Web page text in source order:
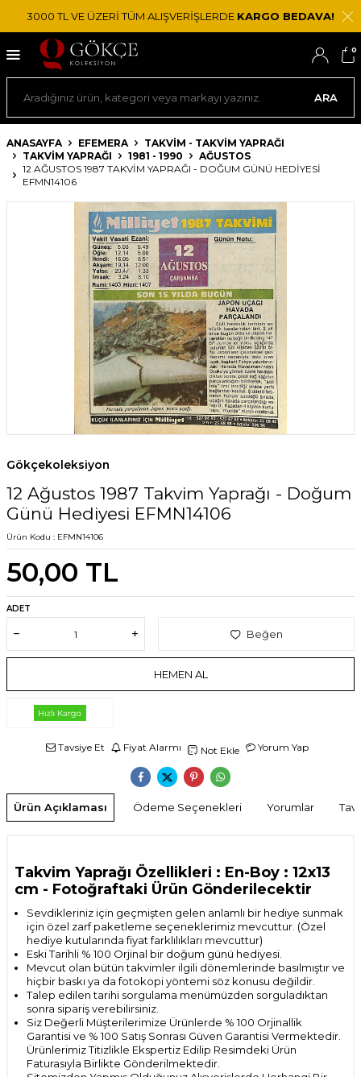
3000 TL VE ÜZERİ TÜM ALIŞVERİŞLERDE KARGO BEDAVA!
ARA
0
ANASAYFA EFEMERA
TAKVIM - TAKVIM YAPRAĞI
TAKVIM YAPRAĞI
1981 - 1990
AĞUSTOS
12 AĞUSTOS 1987 TAKVIM YAPRAĞI - DOĞUM GÜNÜ HEDIYESI
EFMN14106
Gökçekoleksiyon
12 Ağustos 1987 Takvim Yaprağı - Doğum
Günü Hediyesi EFMN14106
Ürün Kodu : EFMN14106
50,00 TL
ADET
Beğen
HEMEN AL
Tavsiye Et Fiyat Alarmı Not Ekle Yorum Yap
Ürün Açıklaması Ödeme Seçenekleri Yorumlar
Takvim Yaprağı Özellikleri : En-Boy : 12x13
cm - Fotoğraftaki Ürün Gönderilecektir
Sevdikleriniz için geçmişten gelen anlamlı bir hediye sunmak
için özel zarf paketleme seçeneklerimiz mevcuttur. (Özel
hediye kutularında fiyat farklılıkları mevcuttur)
Eski Tarihli % 100 Orjinal bir doğum günü hediyesi.
Mevcut olan bütün takvimler ilgili dönemlerinde basılmıştır ve
hiçbir baskı ya da fotokopi yöntemi söz konusu değildir.
Talep edilen tarihi sorgulama menümüzden sorguladıktan
sonra sipariş verebilirsiniz.
Siz Değerli Müşterilerimize Ürünlerde % 100 Orjinallik
Garantisi ve % 100 Satış Sonrası Güven Garantisi Vermektedir.
Ürünlerimiz Titizlikle Ekspertiz Edilip Resimdeki Ürün
Faturasıyla Birlikte Gönderilmektedir.